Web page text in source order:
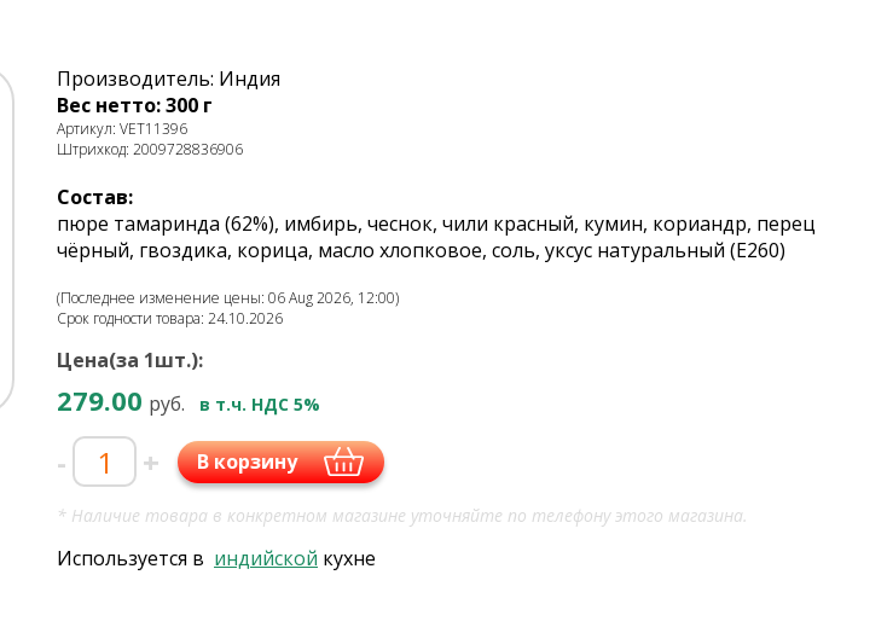
Производитель: Индия
Вес нетто: 300 г
Артикул: VET11396
Штрихкод: 2009728836906
Состав:
пюре тамаринда (62%), имбирь, чеснок, чили красный, кумин, кориандр, перец
чёрный, гвоздика, корица, масло хлопковое, соль, уксус натуральный (E260)
(Последнее изменение цены: 06 Aug 2026, 12:00)
Срок годности товара: 24.10.2026
Цена(за 1шт.):
279.00 руб. в т.ч. НДС 5%
- + В корзину
* Наличие товара в конкретном магазине уточняйте по телефону этого магазина.
Используется в индийской кухне